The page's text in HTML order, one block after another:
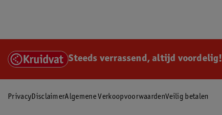
Steeds verrassend, altijd voordelig!
PrivacyDisclaimerAlgemene VerkoopvoorwaardenVeilig betalen